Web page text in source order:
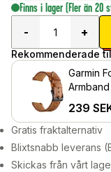
Finns i lager (Fler än 20
-
+
Rekommenderade
Garmin
239
Gratis fraktalternativ
Blixtsnabb leverans
Skickas från vårt